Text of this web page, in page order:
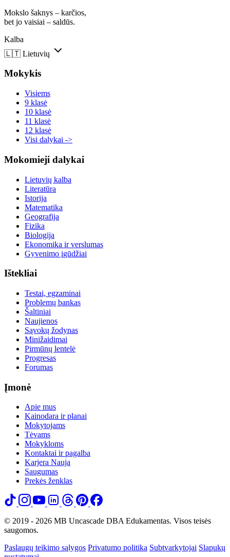
Mokslo šaknys – karčios,
bet jo vaisiai – saldūs.
Kalba
🇱🇹 Lietuvių
Mokykis
Visiems
9 klasė
10 klasė
11 klasė
12 klasė
Visi dalykai ->
Mokomieji dalykai
Lietuvių kalba
Literatūra
Istorija
Matematika
Geografija
Fizika
Biologija
Ekonomika ir verslumas
Gyvenimo įgūdžiai
Ištekliai
Testai, egzaminai
Problemų bankas
Šaltiniai
Naujienos
Sąvokų žodynas
Minižaidimai
Pirmūnų lentelė
Progresas
Forumas
Įmonė
Apie mus
Kainodara ir planai
Mokytojams
Tėvams
Mokykloms
Kontaktai ir pagalba
Karjera Nauja
Saugumas
Prekės ženklas
© 2019 - 2026 MB Uncascade DBA Edukamentas. Visos teisės
saugomos.
Paslaugų teikimo sąlygos Privatumo politika Subtvarkytojai Slapukų